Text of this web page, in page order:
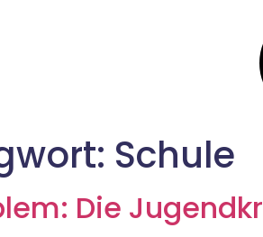
Schule
Die